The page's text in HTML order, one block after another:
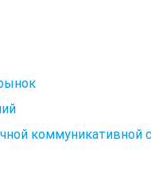
коммуникативной